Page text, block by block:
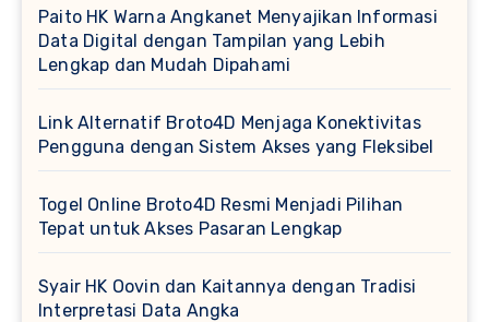
Paito HK Warna Angkanet Menyajikan Informasi
Data Digital dengan Tampilan yang Lebih
Lengkap dan Mudah Dipahami
Link Alternatif Broto4D Menjaga Konektivitas
Pengguna dengan Sistem Akses yang Fleksibel
Togel Online Broto4D Resmi Menjadi Pilihan
Tepat untuk Akses Pasaran Lengkap
Syair HK Oovin dan Kaitannya dengan Tradisi
Interpretasi Data Angka